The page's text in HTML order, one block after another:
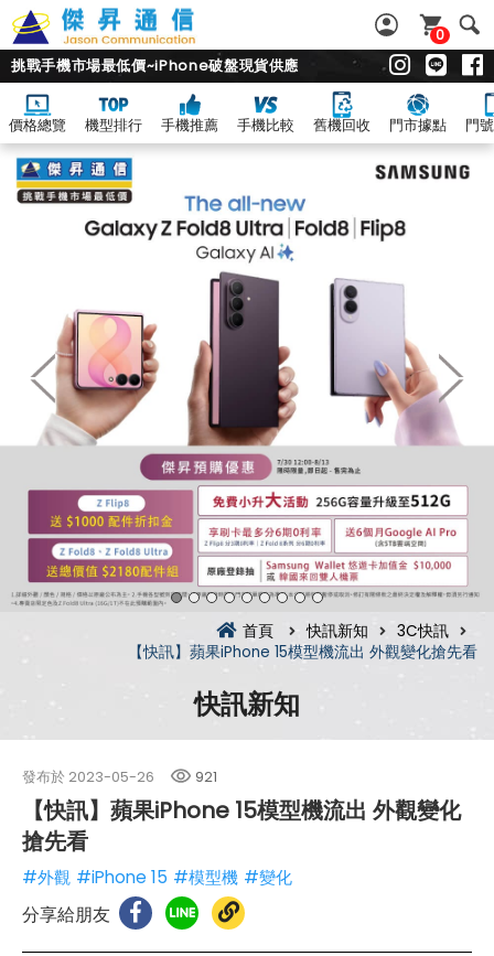
0
挑戰手機市場最低價~iPhone破盤現貨供應
價格總覽 機型排行 手機推薦 手機比較 舊機回收 門市據點 門
首頁 快訊新知
3C快訊
【快訊】蘋果iPhone 15模型機流出 外觀變化搶先看
快訊新知
發布於 2023-05-26 921
【快訊】蘋果iPhone 15模型機流出 外觀變化
搶先看
#外觀 #iPhone 15 #模型機 #變化
分享給朋友